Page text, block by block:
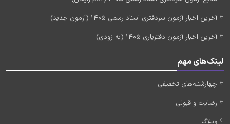
آخرین اخبار آزمون سردفتری اسناد رسمی 1405 (آزمون جدید)
آخرین اخبار آزمون دفتریاری 1405 (به زودی)
لینک‌های مهم
چهارشنبه‌های تخفیفی
رضایت و قبولی